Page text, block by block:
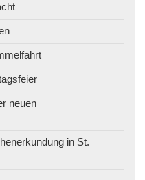
neuen
in St.